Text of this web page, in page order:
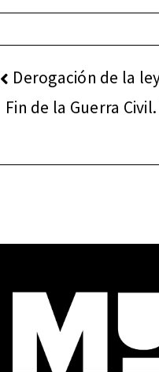
NAVEGACIÓN
DE
ENTRADAS
Derogación de la
Fin de la Guerra